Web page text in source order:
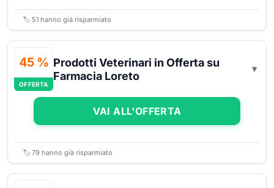
🏷️ 51 hanno già risparmiato
45 %
OFFERTA
Prodotti Veterinari in Offerta su
Farmacia Loreto
VAI ALL'OFFERTA
🏷️ 79 hanno già risparmiato